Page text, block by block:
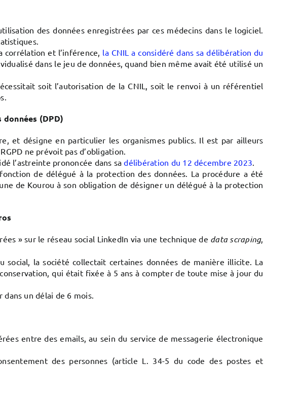
des données enregistrées par ces médecins dans le logiciel.
corrélation et l’inférence, la CNIL a considéré dans sa délibération du
dans le jeu de données, quand bien même avait été utilisé un
soit l’autorisation de la CNIL, soit le renvoi à un référentiel
(DPD)
et désigne en particulier les organismes publics. Il est par ailleurs
ne prévoit pas d’obligation.
l’astreinte prononcée dans sadélibération du 12 décembre 2023.
de délégué à la protection des données. La procédure a été
de Kourou à son obligation de désigner un délégué à la protection
» sur le réseau social LinkedIn via une technique de data scraping,
la société collectait certaines données de manière illicite. La
qui était fixée à 5 ans à compter de toute mise à jour du
dans un délai de 6 mois.
entre des emails, au sein du service de messagerie électronique
des personnes (article L. 34-5 du code des postes et